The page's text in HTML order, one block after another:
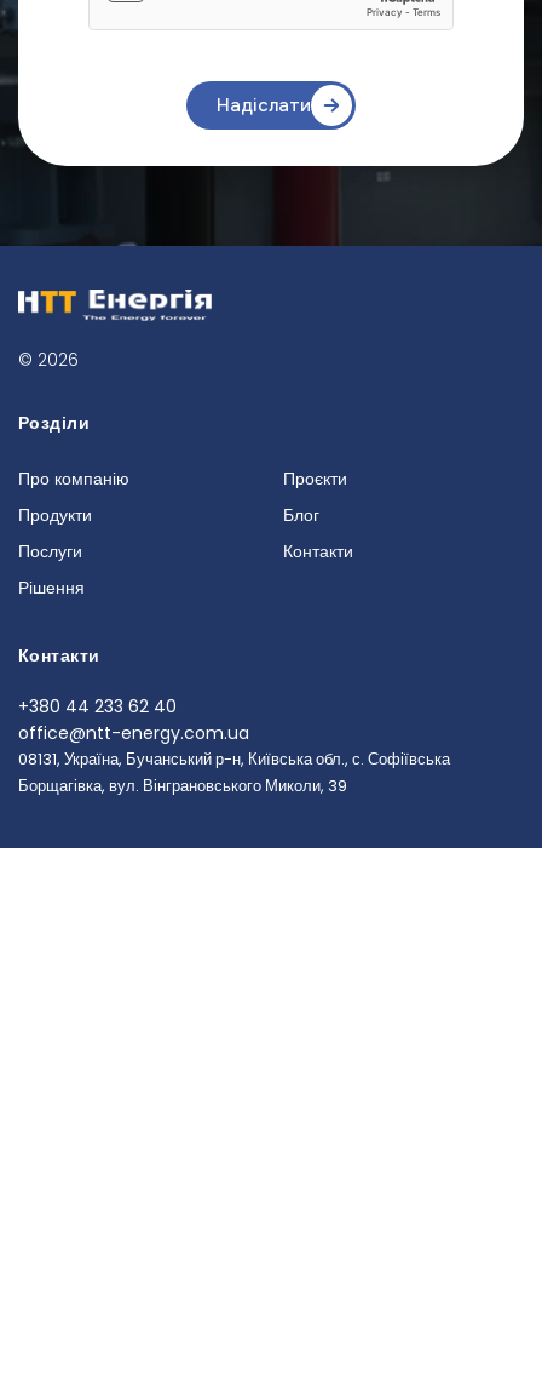
Надіслати
© 2026
Розділи
Про компанію
Продукти
Послуги
Рішення
Проєкти
Блог
Контакти
Контакти
+380 44 233 62 40
office@ntt-energy.com.ua
08131, Україна, Бучанський р-н, Київська обл., с. Софіївська
Борщагівка, вул. Вінграновського Миколи, 39